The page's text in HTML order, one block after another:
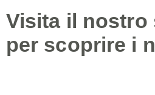
Visita il nostro
per scoprire i